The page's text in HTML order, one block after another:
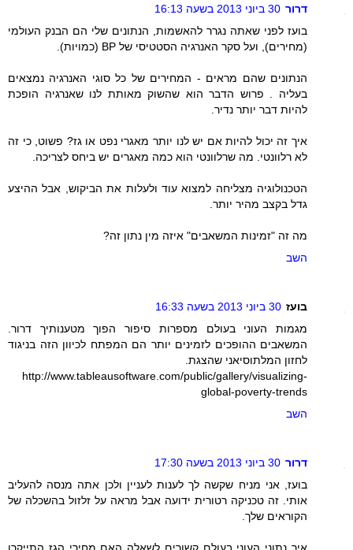
דרור 30 ביוני 2013 בשעה 16:13
בועז לפני שאתה נגרר להאשמות, הנתונים שלי הם הבנק העולמי
(מחירים), ועל סקר האנרגיה הסטטיסי של BP (כמויות).
הנתונים שהם מראים - המחירים של כל סוגי האנרגיה נמצאים
בעליה . פרוש הדבר הוא שהשוק מאותת לנו שאנרגיה הופכת
להיות דבר יותר נדיר.
איך זה יכול להיות אם יש לנו יותר מאגרי נפט או גז? פשוט, כי זה
לא רלוונטי. מה שרלוונטי הוא כמה מאגרים יש ביחס לצריכה.
הטכנולוגיה מצליחה למצוא עוד ולעלות את הביקוש, אבל ההיצע
גדל בקצב מהיר יותר.
מה זה "זמינות המשאבים" איזה מין נתון זה?
השב
בועז 30 ביוני 2013 בשעה 16:33
מגמות העוני בעולם מספרות סיפור הפוך מטענותיך דרור.
המשאבים ההופכים לזמינים יותר הם המפתח לכיוון הזה בניגוד
לחזון המלתוסיאני שהצגת.
http://www.tableausoftware.com/public/gallery/visualizing-
global-poverty-trends
השב
דרור 30 ביוני 2013 בשעה 17:30
בועז, אני מניח שקשה לך לענות לעניין ולכן אתה מנסה להעליב
אותי. זה טכניקה רטורית ידועה אבל מראה על זלזול בהשכלה של
הקוראים שלך.
איך נתוני העוני בעולם קשורים לשאלה האם מחירי הגז התייקרו